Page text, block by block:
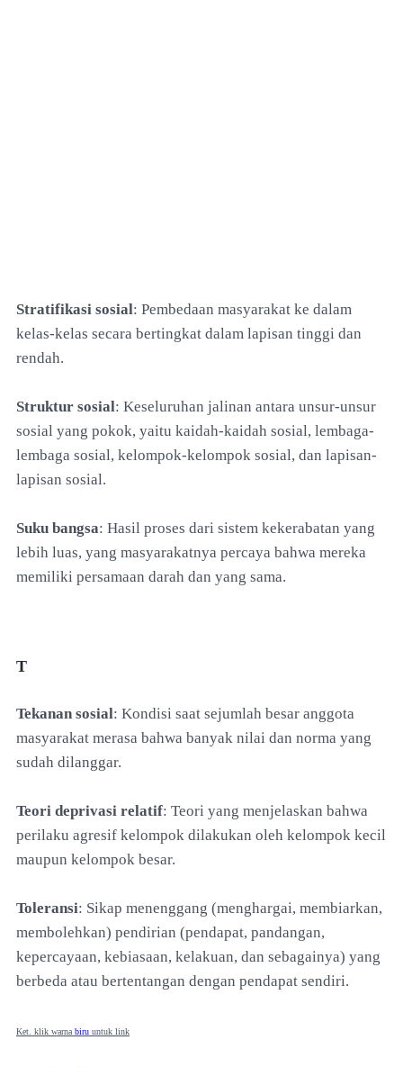
Stratifikasi sosial: Pembedaan masyarakat ke dalam
kelas-kelas secara bertingkat dalam lapisan tinggi dan
rendah.
Struktur sosial: Keseluruhan jalinan antara unsur-unsur
sosial yang pokok, yaitu kaidah-kaidah sosial, lembaga-
lembaga sosial, kelompok-kelompok sosial, dan lapisan-
lapisan sosial.
Suku bangsa: Hasil proses dari sistem kekerabatan yang
lebih luas, yang masyarakatnya percaya bahwa mereka
memiliki persamaan darah dan yang sama.
T
Tekanan sosial: Kondisi saat sejumlah besar anggota
masyarakat merasa bahwa banyak nilai dan norma yang
sudah dilanggar.
Teori deprivasi relatif: Teori yang menjelaskan bahwa
perilaku agresif kelompok dilakukan oleh kelompok kecil
maupun kelompok besar.
Toleransi: Sikap menenggang (menghargai, membiarkan,
membolehkan) pendirian (pendapat, pandangan,
kepercayaan, kebiasaan, kelakuan, dan sebagainya) yang
berbeda atau bertentangan dengan pendapat sendiri.
Ket. klik warna biru untuk link